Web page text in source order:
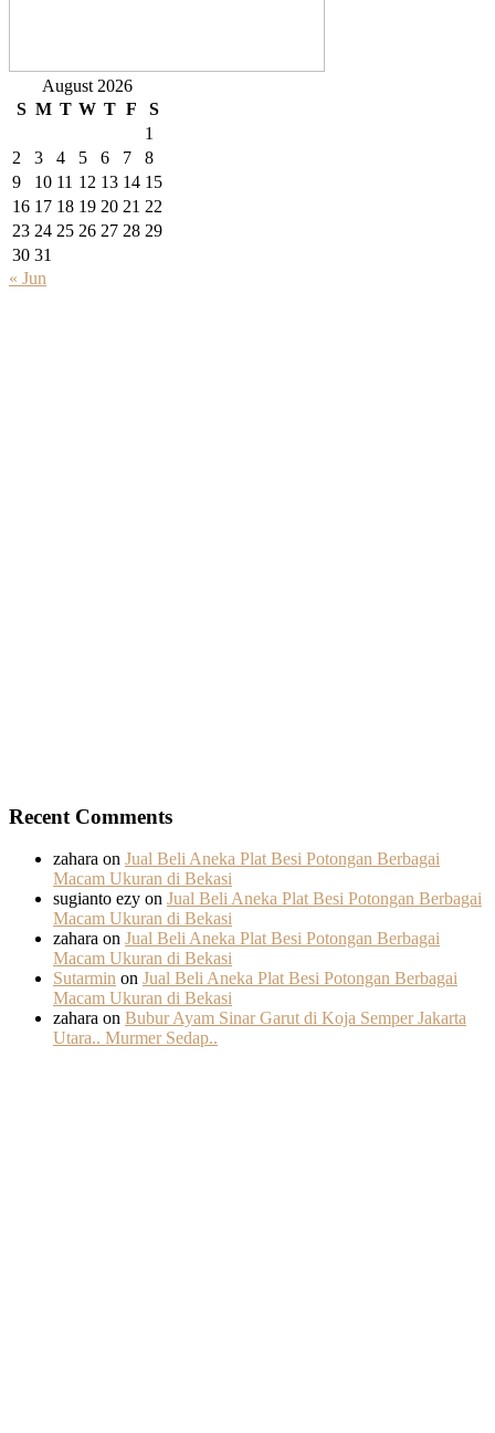
August 2026
S M T W T F
S
1
2
3 4 5 6 7
8
9
10 11 12 13 14 15
16 17 18 19 20 21 22
23 24 25 26 27 28 29
30 31
« Jun
Recent Comments
zahara on Jual Beli Aneka Plat Besi Potongan Berbagai
Macam Ukuran di Bekasi
sugianto ezy on Jual Beli Aneka Plat Besi Potongan Berbagai
Macam Ukuran di Bekasi
zahara on Jual Beli Aneka Plat Besi Potongan Berbagai
Macam Ukuran di Bekasi
Sutarmin on Jual Beli Aneka Plat Besi Potongan Berbagai
Macam Ukuran di Bekasi
zahara on Bubur Ayam Sinar Garut di Koja Semper Jakarta
Utara.. Murmer Sedap..